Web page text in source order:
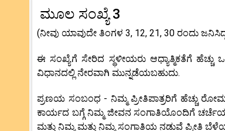
ಮೂಲ ಸಂಖ್ಯೆ 3
(ನೀವು ಯಾವುದೇ ತಿಂಗಳ 3, 12, 21, 30 ರಂದು
ಈ ಸಂಖ್ಯೆಗೆ ಸೇರಿದ ಸ್ಥಳೀಯರು ಆಧ್ಯಾತ್ಮಿಕತೆಗೆ
ವಿಧಾನದಲ್ಲಿ ನೇರವಾಗಿ ಮುನ್ನಡೆಯಬಹುದು.
ಪ್ರಣಯ ಸಂಬಂಧ - ನಿಮ್ಮ ಪ್ರೀತಿಪಾತ್ರರಿಗೆ ಹೆಚ್ಚು
ಕಾರ್ಯದ ಬಗ್ಗೆ ನಿಮ್ಮ ಜೀವನ ಸಂಗಾತಿಯೊಂದಿಗೆ
ಮತ್ತು ನಿಮ್ಮ ಮತ್ತು ನಿಮ್ಮ ಸಂಗಾತಿಯ ನಡುವೆ ಪ್ರೀತಿ